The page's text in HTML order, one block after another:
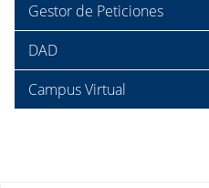
Gestor de Peticiones
DAD
Campus Virtual